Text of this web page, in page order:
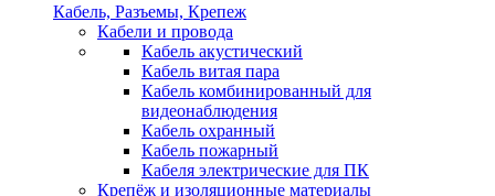
Кабель, Разъемы, Крепеж
Кабели и провода
Кабель акустический
Кабель витая пара
Кабель комбинированный для
видеонаблюдения
Кабель охранный
Кабель пожарный
Кабеля электрические для ПК
Крепёж и изоляционные материалы